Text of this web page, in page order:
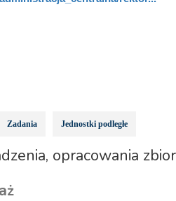
Zadania Jednostki podległe
opracowania